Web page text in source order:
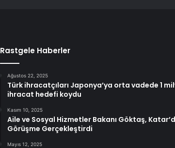
Rastgele Haberler
Ağustos 22, 2025
Türk ihracatçıları Japonya’ya orta vadede 1
ihracat hedefi koydu
Kasım 10, 2025
Aile ve Sosyal Hizmetler Bakanı Göktaş,
Görüşme Gerçekleştirdi
Mayıs 12, 2025